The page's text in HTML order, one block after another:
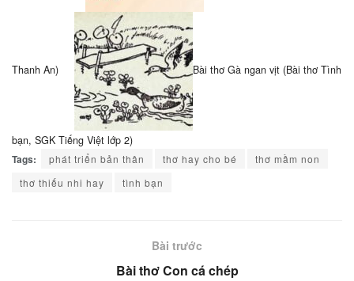
Thanh An) Bài thơ Gà ngan vịt (Bài thơ Tình
bạn, SGK Tiếng Việt lớp 2)
Tags:
phát triển bản thân thơ hay cho bé
thơ mầm non
thơ thiếu nhi hay
tình bạn
Bài trước
Bài thơ Con cá chép